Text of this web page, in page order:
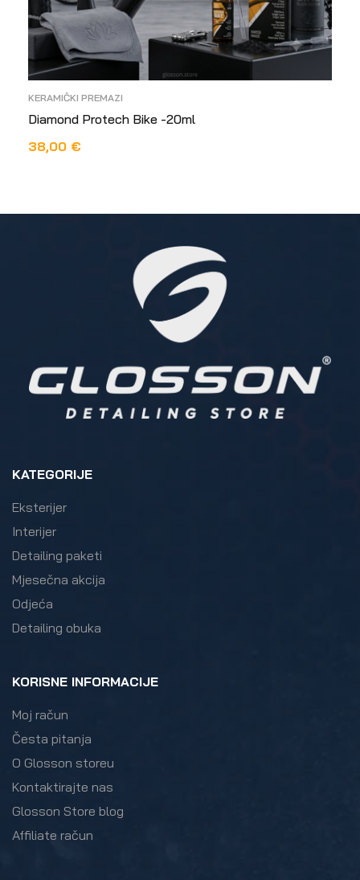
KERAMIČKI PREMAZI
Diamond Protech Bike -20ml
38,00 €
KATEGORIJE
Eksterijer
Interijer
Detailing paketi
Mjesečna akcija
Odjeća
Detailing obuka
KORISNE INFORMACIJE
Moj račun
Česta pitanja
O Glosson storeu
Kontaktirajte nas
Glosson Store blog
Affiliate račun